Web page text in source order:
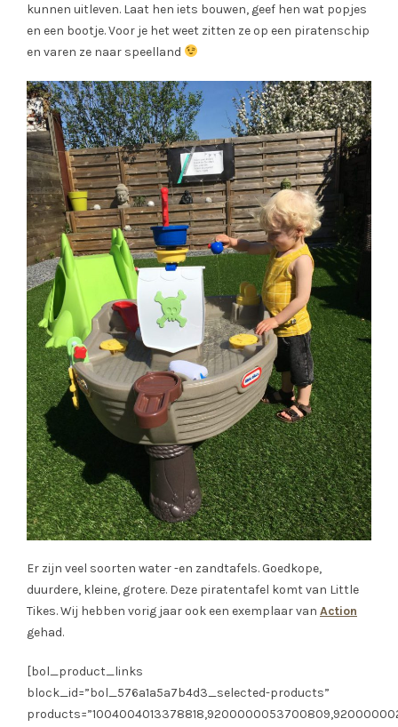
kunnen uitleven. Laat hen iets bouwen, geef hen wat popjes
en een bootje. Voor je het weet zitten ze op een piratenschip
en varen ze naar speelland
Er zijn veel soorten water -en zandtafels. Goedkope,
duurdere, kleine, grotere. Deze piratentafel komt van Little
Tikes. Wij hebben vorig jaar ook een exemplaar van Action
gehad.
[bol_product_links
block_id=”bol_576a1a5a7b4d3_selected-products”